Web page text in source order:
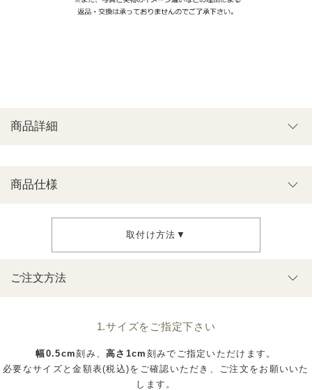
ご注文方法
1.サイズをご指定下さい
幅0.5cm刻み、高さ1cm 刻みでご指定いただけます。
必要なサイズと金額表(税込)をご確認いただき、ご注文をお願いいた
します。
商品詳細
商品仕様
取付け方法▼